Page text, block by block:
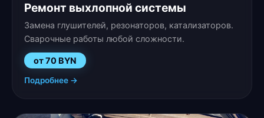
Ремонт выхлопной системы
Замена глушителей, резонаторов, катализаторов.
Сварочные работы любой сложности.
от 70 BYN
Подробнее →